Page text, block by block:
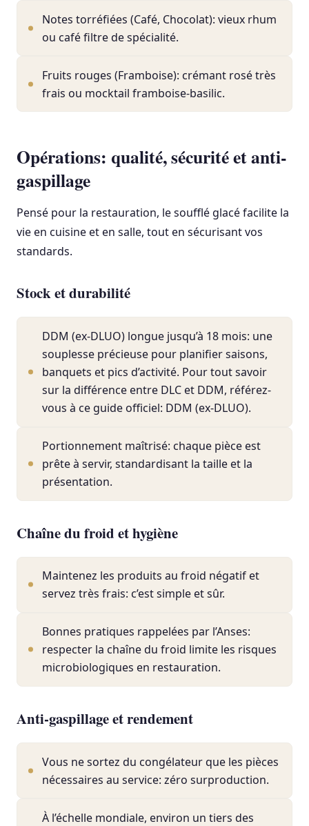
Notes torréfiées (Café, Chocolat): vieux rhum
ou café filtre de spécialité.
Fruits rouges (Framboise): crémant rosé très
frais ou mocktail framboise-basilic.
Opérations: qualité, sécurité et anti-
gaspillage
Pensé pour la restauration, le soufflé glacé facilite la
vie en cuisine et en salle, tout en sécurisant vos
standards.
Stock et durabilité
DDM (ex-DLUO) longue jusqu’à 18 mois: une
souplesse précieuse pour planifier saisons,
banquets et pics d’activité. Pour tout savoir
sur la différence entre DLC et DDM, référez-
vous à ce guide officiel: DDM (ex-DLUO).
Portionnement maîtrisé: chaque pièce est
prête à servir, standardisant la taille et la
présentation.
Chaîne du froid et hygiène
Maintenez les produits au froid négatif et
servez très frais: c’est simple et sûr.
Bonnes pratiques rappelées par l’Anses:
respecter la chaîne du froid limite les risques
microbiologiques en restauration.
Anti-gaspillage et rendement
Vous ne sortez du congélateur que les pièces
nécessaires au service: zéro surproduction.
À l’échelle mondiale, environ un tiers des